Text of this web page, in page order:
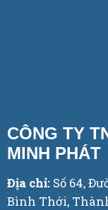
CÔNG TY
MINH PHÁT
Địa chỉ: Số 64,
Bình Thới,